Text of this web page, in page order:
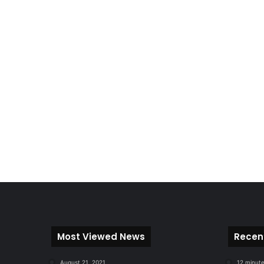
Most Viewed News
August 21, 2021 12